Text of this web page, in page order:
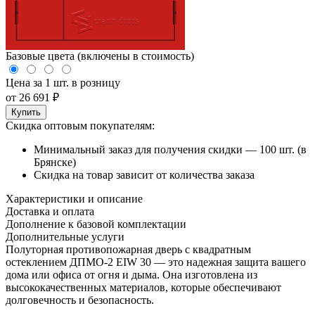
Базовые цвета (включены в стоимость)
Цена за 1 шт. в розницу
от 26 691 ₽
Купить
Скидка оптовым покупателям:
Минимальный заказ для получения скидки — 100 шт. (в
Брянске)
Скидка на товар зависит от количества заказа
Характеристики и описание
Доставка и оплата
Дополнение к базовой комплектации
Дополнительные услуги
Полуторная противопожарная дверь с квадратным
остеклением ДПМО-2 EIW 30 — это надежная защита вашего
дома или офиса от огня и дыма. Она изготовлена из
высококачественных материалов, которые обеспечивают
долговечность и безопасность.